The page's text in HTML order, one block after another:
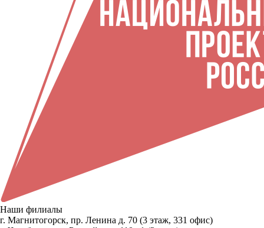
Наши филиалы
г. Магнитогорск, пр. Ленина д. 70 (3 этаж, 331 офис)